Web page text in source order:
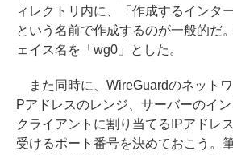
ィレクトリ内に、「作成するインタ
という名前で作成するのが一般的だ
ェイス名を「wg0」とした。
また同時に、WireGuardのネットワ
Pアドレスのレンジ、サーバーのイン
クライアントに割り当てるIPアドレ
受けるポート番号を決めておこう。